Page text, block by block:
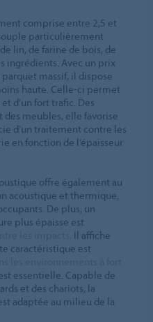
comprise entre 2,5 et
particulièrement
lin, de farine de bois, de
ingrédients. Avec un prix
massif, il dispose
haute. Celle-ci permet
d’un fort trafic. Des
des meubles, elle favorise
d’un traitement contre les
en fonction de l’épaisseur
offre également au
acoustique et thermique,
De plus, un
plus épaisse est
. Il affiche
caractéristique est
essentielle. Capable de
et des chariots, la
adaptée au milieu de la